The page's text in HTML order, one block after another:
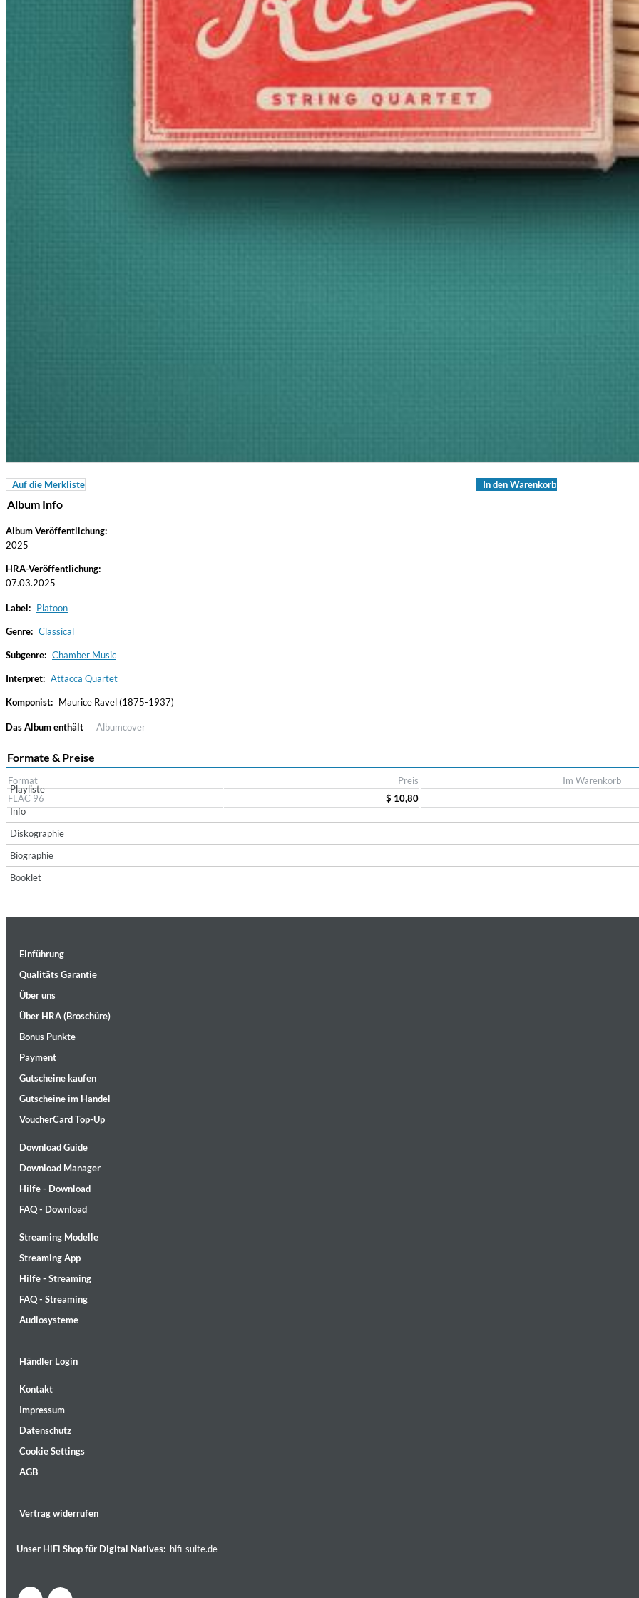
Cindy Blackman Santana
Convergence (Reference Edition)
Malia, Boris Blank
Genre:Jazz
Wes Montgomery, Wynton Kelly Trio
Genre:Jazz
MIDNIGHT SUGAR (Remastered)
Genre:
Auf die Merkliste In den Warenkorb
Album Info
Album Veröffentlichung:
2025
HRA-Veröffentlichung:
07.03.2025
Label: Platoon
Genre: Classical
Subgenre: Chamber Music
Interpret: Attacca Quartet
Komponist: Maurice Ravel (1875-1937)
Das Album enthält Albumcover
Formate & Preise
Format Preis Im Warenkorb
FLAC 96
$ 10,80
Playliste
Info
Diskographie
Biographie
Booklet
Einführung
Qualitäts Garantie
Über uns
Über HRA (Broschüre)
Bonus Punkte
Payment
Gutscheine kaufen
Gutscheine im Handel
VoucherCard Top-Up
Download Guide
Download Manager
Hilfe - Download
FAQ - Download
Streaming Modelle
Streaming App
Hilfe - Streaming
FAQ - Streaming
Audiosysteme
Händler Login
Kontakt
Impressum
Datenschutz
Cookie Settings
AGB
Vertrag widerrufen
Unser HiFi Shop für Digital Natives: hifi-suite.de